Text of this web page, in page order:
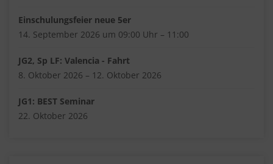
Einschulungsfeier neue 5er
14. September 2026 um 09:00 Uhr – 11:00
JG2, Sp LF: Valencia - Fahrt
8. Oktober 2026 – 12. Oktober 2026
JG1: BEST Seminar
22. Oktober 2026